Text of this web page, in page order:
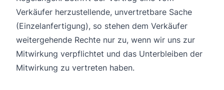
Verkäufer herzustellende, unvertretbare Sache
(Einzelanfertigung), so stehen dem Verkäufer
weitergehende Rechte nur zu, wenn wir uns zur
Mitwirkung verpflichtet und das Unterbleiben der
Mitwirkung zu vertreten haben.